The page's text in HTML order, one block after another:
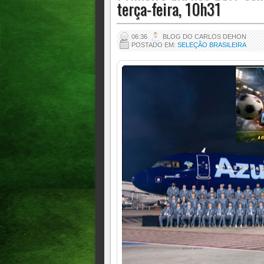
terça-feira, 10h31
06:36
BLOG DO CARLOS DEHON
POSTADO EM:SELEÇÃO BRASILEIRA